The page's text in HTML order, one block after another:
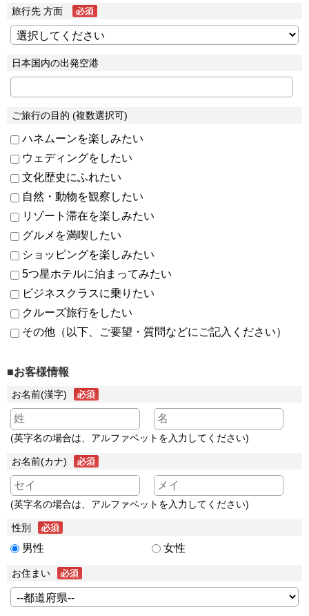
旅行先 方面
日本国内の出発空港
ご旅行の目的 (複数選択可)
ハネムーンを楽しみたい
ウェディングをしたい
文化歴史にふれたい
自然・動物を観察したい
リゾート滞在を楽しみたい
グルメを満喫したい
ショッピングを楽しみたい
5つ星ホテルに泊まってみたい
ビジネスクラスに乗りたい
クルーズ旅行をしたい
その他（以下、ご要望・質問などにご記入ください）
■お客様情報
お名前(漢字)
(英字名の場合は、アルファベットを入力してください)
お名前(カナ)
(英字名の場合は、アルファベットを入力してください)
性別
男性 女性
お住まい